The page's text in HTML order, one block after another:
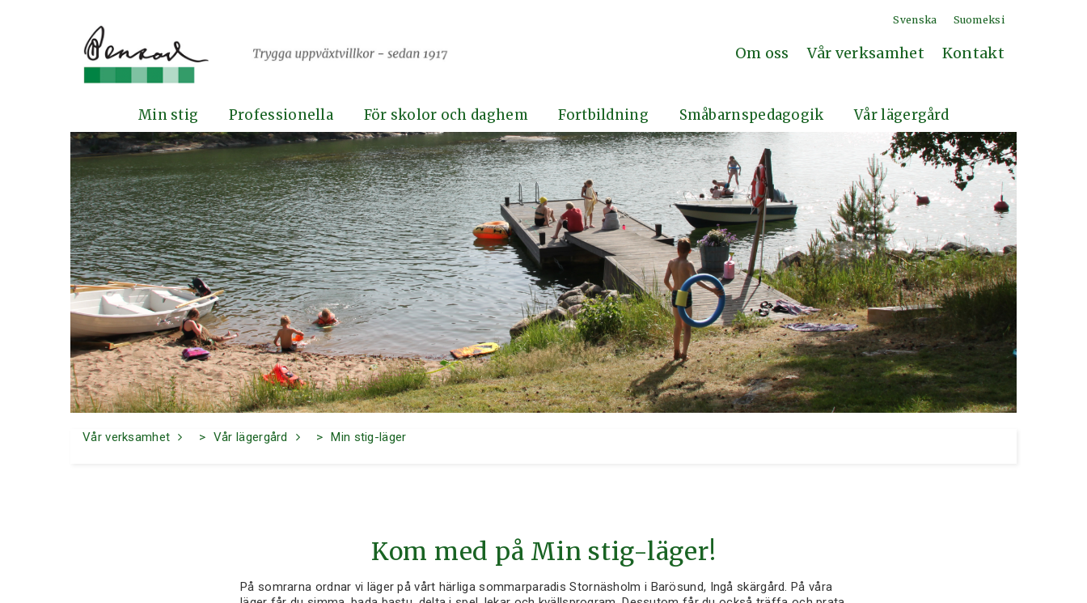
Svenska Suomeksi
Om oss Vår verksamhet Kontakt
Min stig Professionella För skolor och daghem Fortbildning Småbarnspedagogik Vår lägergård
Vår verksamhet Vår lägergård Min stig-läger
Kom med på Min stig-läger!
På somrarna ordnar vi läger på vårt härliga sommarparadis Stornäsholm i Barösund, Ingå skärgård. På våra